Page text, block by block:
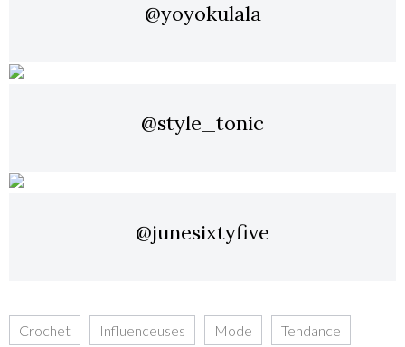
@yoyokulala
@style_tonic
@junesixtyfive
Crochet Influenceuses Mode Tendance